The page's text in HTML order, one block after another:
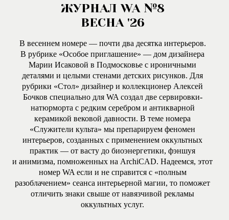
ЖУРНАЛ WA №8
ВЕСНА '26
В весеннем номере — почти два десятка интерьеров.
В рубрике «Особое приглашение» — дом дизайнера
Марии Исаковой в Подмосковье с ироничными
деталями и целыми стенами детских рисунков. Для
рубрики «Стол» дизайнер и коллекционер Алексей
Бочков специально для WA создал две сервировки-
натюрморта с редким серебром и антикварной
керамикой вековой давности. В теме номера
«Служители культа» мы препарируем феномен
интерьеров, созданных с применением оккультных
практик — от васту до биоэнергетики, фэншуя
и анимизма, помноженных на ArchiCAD. Надеемся, этот
номер WA если и не справится с «полным
разоблачением» сеанса интерьерной магии, то поможет
отличить знаки свыше от навязчивой рекламы
оккультных услуг.